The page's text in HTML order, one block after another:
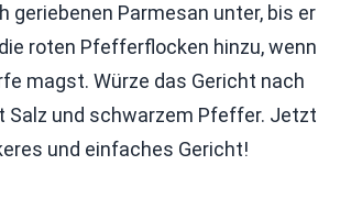
geriebenen Parmesan unter, bis er
roten Pfefferflocken hinzu, wenn
magst. Würze das Gericht nach
Salz und schwarzem Pfeffer. Jetzt
und einfaches Gericht!